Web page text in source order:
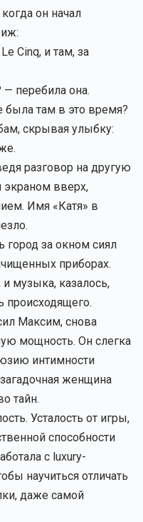
он начал
Cinq, и там, за
перебила она.
там в это время?
скрывая улыбку:
разговор на другую
экраном вверх,
Имя «Катя️» в
город за окном сиял
приборах.
музыка, казалось,
происходящего.
Максим, снова
мощность. Он слегка
интимности
женщина
тайн.
Усталость от игры,
способности
с luxury-
научиться отличать
даже самой